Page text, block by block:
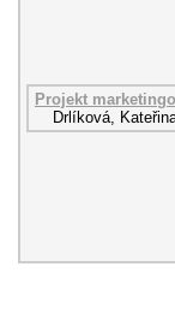
Projekt
Drlíková,